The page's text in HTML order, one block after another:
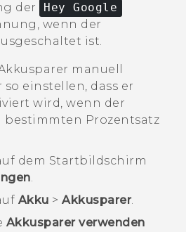
der
Hey Google
wenn der
ist.
manuell
einstellen, dass er
wird, wenn der
bestimmten Prozentsatz
dem Startbildschirm
.
Akku > Akkusparer.
Akkusparer verwenden